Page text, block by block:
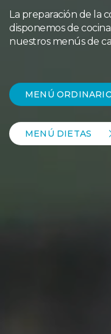
La preparación de la
disponemos de
nuestros menús de
MENÚ
MENÚ DIETAS